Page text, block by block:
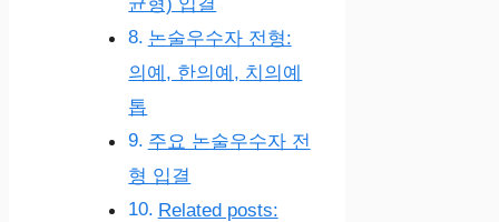
논술우수자 전형:
의예, 한의예, 치의예
톱
주요 논술우수자 전
형 입결
Related posts: